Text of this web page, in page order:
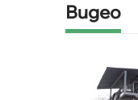
Видео